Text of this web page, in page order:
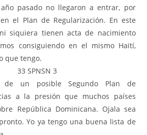
pasado no llegaron a entrar, por
el Plan de Regularización. En este
siquiera tienen acta de nacimiento
consiguiendo en el mismo Haití,
que tengo.
de un posible Segundo Plan de
a la presión que muchos países
República Dominicana. Ojala sea
Yo ya tengo una buena lista de